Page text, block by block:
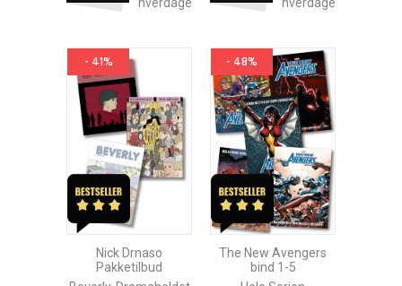
- 41%
Nick Drnaso
Pakketilbud
- 48%
The New Avengers
bind 1-5